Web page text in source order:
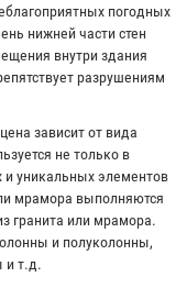
погодных
нижней части стен
внутри здания
разрушениям
зависит от вида
не только в
и уникальных элементов
мрамора выполняются
гранита или мрамора.
и полуколонны,
и т.д.